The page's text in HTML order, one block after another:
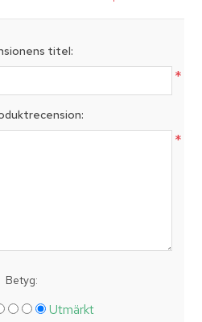
titel:
*
*
Betyg:
Utmärkt